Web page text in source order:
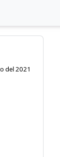
del 2021